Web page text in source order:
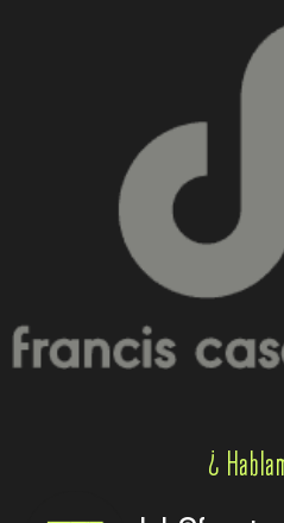
¿